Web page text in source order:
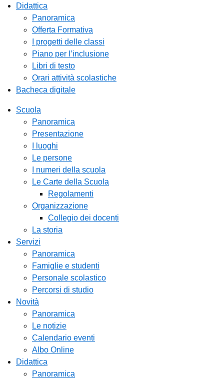
Didattica
Panoramica
Offerta Formativa
I progetti delle classi
Piano per l’inclusione
Libri di testo
Orari attività scolastiche
Bacheca digitale
Scuola
Panoramica
Presentazione
I luoghi
Le persone
I numeri della scuola
Le Carte della Scuola
Regolamenti
Organizzazione
Collegio dei docenti
La storia
Servizi
Panoramica
Famiglie e studenti
Personale scolastico
Percorsi di studio
Novità
Panoramica
Le notizie
Calendario eventi
Albo Online
Didattica
Panoramica